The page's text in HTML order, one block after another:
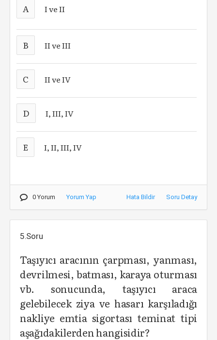
A I ve II
B II ve III
C II ve IV
D I, III, IV
E I, II, III, IV
0 Yorum Yorum Yap Hata Bildir Soru Detay
5.Soru
Taşıyıcı aracının çarpması, yanması,
devrilmesi, batması, karaya oturması
vb. sonucunda, taşıyıcı araca
gelebilecek ziya ve hasarı karşıladığı
nakliye emtia sigortası teminat tipi
aşağıdakilerden hangisidir?